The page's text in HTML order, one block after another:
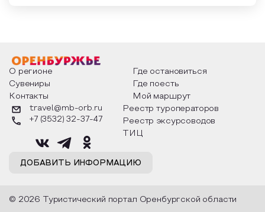
О регионе
Где остановиться
Сувениры
Где поесть
Контакты
Мой маршрут
ДОБАВИТЬ ИНФОРМАЦИЮ
travel@mb-orb.ru
+7 (3532) 32-37-47
Реестр туроператоров
Реестр эксурсоводов
ТИЦ
© 2026 Туристический портал Оренбургской области